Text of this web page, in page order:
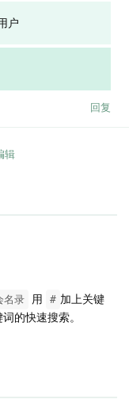
户
回复
辑
名录 用 # 加上关键
的快速搜索。